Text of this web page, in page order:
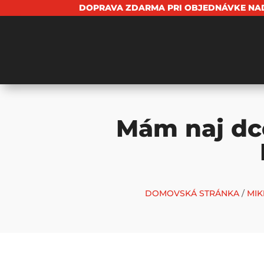
DOPRAVA ZDARMA PRI OBJEDNÁVKE
Mám naj
DOMOVSKÁ STRÁNKA/